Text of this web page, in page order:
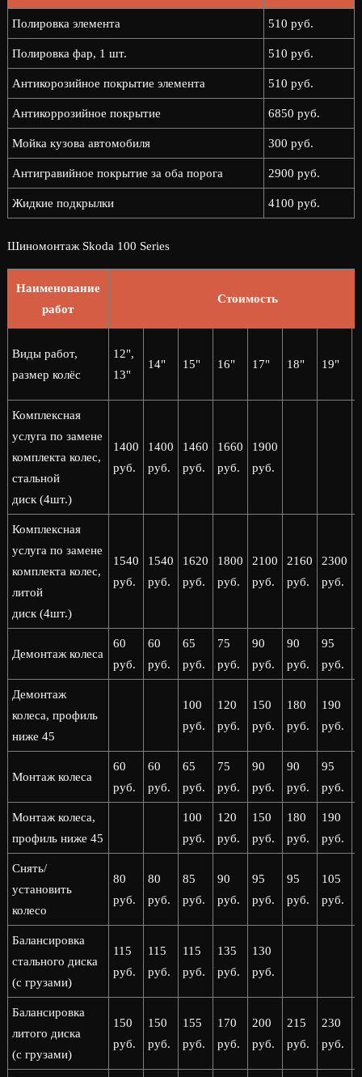
Полировка элемента 510 руб.
Полировка фар, 1 шт. 510 руб.
Антикорозийное покрытие элемента 510 руб.
Антикоррозийное покрытие 6850 руб.
Мойка кузова автомобиля 300 руб.
Антигравийное покрытие за оба порога 2900 руб.
Жидкие подкрылки 4100 руб.
Шиномонтаж Skoda 100 Series
Наименование
работ
Стоимость
Виды работ,
размер колёс
12",
13"
14" 15" 16" 17" 18" 19"
Комплексная
услуга по замене
комплекта колес,
стальной
диск (4шт.)
1400
руб.
1400
руб.
1460
руб.
1660
руб.
1900
руб.
Комплексная
услуга по замене
комплекта колес,
литой
диск (4шт.)
1540
руб.
1540
руб.
1620
руб.
1800
руб.
2100
руб.
2160
руб.
2300
руб.
Демонтаж колеса
60
руб.
60
руб.
65
руб.
75
руб.
90
руб.
90
руб.
95
руб.
Демонтаж
колеса, профиль
ниже 45
100
руб.
120
руб.
150
руб.
180
руб.
190
руб.
Монтаж колеса
60
руб.
60
руб.
65
руб.
75
руб.
90
руб.
90
руб.
95
руб.
Монтаж колеса,
профиль ниже 45
100
руб.
120
руб.
150
руб.
180
руб.
190
руб.
Снять/
установить
колесо
80
руб.
80
руб.
85
руб.
90
руб.
95
руб.
95
руб.
105
руб.
Балансировка
стального диска
(с грузами)
115
руб.
115
руб.
115
руб.
135
руб.
130
руб.
Балансировка
литого диска
(с грузами)
150
руб.
150
руб.
155
руб.
170
руб.
200
руб.
215
руб.
230
руб.